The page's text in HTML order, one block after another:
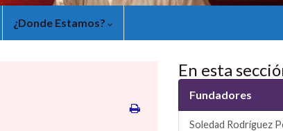
¿Donde Estamos?
En esta
Fundadores
Soledad Rodríguez